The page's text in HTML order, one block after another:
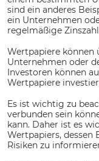
sind ein anderes
ein Unternehmen
regelmäßige
Wertpapiere können
Unternehmen oder
Investoren können
Wertpapiere
Es ist wichtig zu
verbunden sein
kann. Daher ist es
Wertpapiers,
Risiken zu